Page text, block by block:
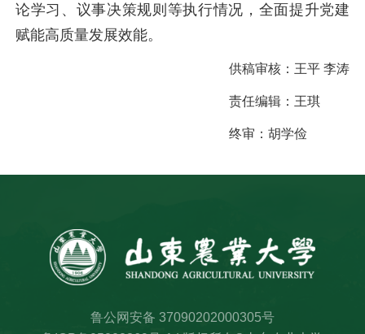
论学习、议事决策规则等执行情况，全面提升党建
赋能高质量发展效能。
供稿审核： 王平 李涛
责任编辑： 王琪
终审：胡学俭
鲁公网安备 37090202000305号